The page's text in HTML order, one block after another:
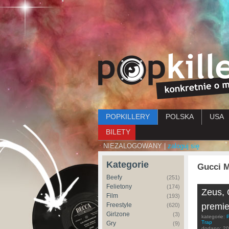
Menu główne
POPKILLERY POLSKA USA
BILETY
NIEZALOGOWANY | zaloguj się
Kategorie
Beefy (251)
Felietony (174)
Film (193)
Freestyle (620)
Girlzone (3)
Gry (9)
Gucci
Zeus,
kategorie:
Trap